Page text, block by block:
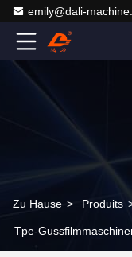
emily@dali-
Zu Hause > Produits
Tpe-